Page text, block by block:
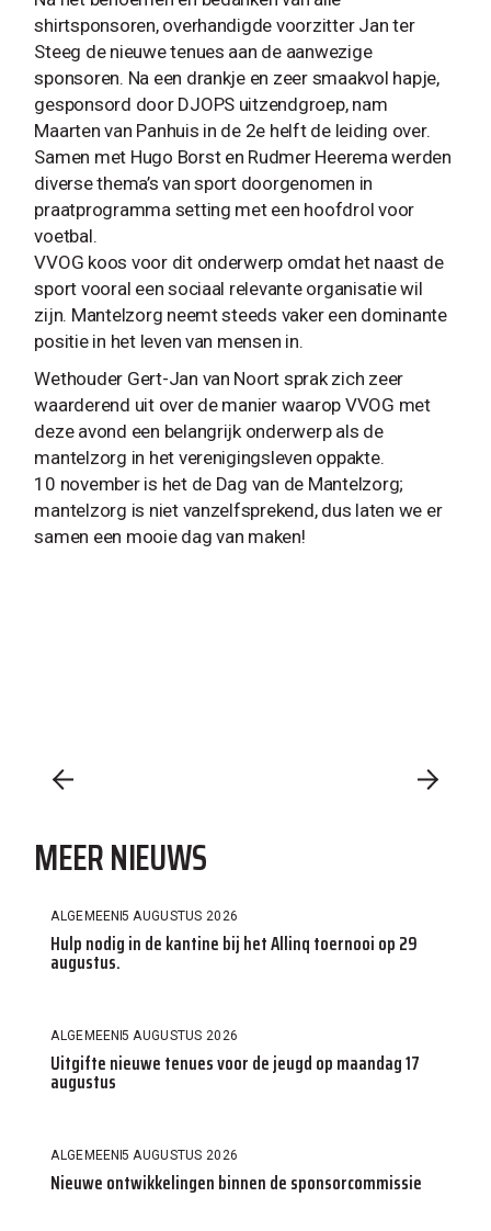
shirtsponsoren, overhandigde voorzitter Jan ter
Steeg de nieuwe tenues aan de aanwezige
sponsoren. Na een drankje en zeer smaakvol hapje,
gesponsord door DJOPS uitzendgroep, nam
Maarten van Panhuis in de 2e helft de leiding over.
Samen met Hugo Borst en Rudmer Heerema werden
diverse thema’s van sport doorgenomen in
praatprogramma setting met een hoofdrol voor
voetbal.
VVOG koos voor dit onderwerp omdat het naast de
sport vooral een sociaal relevante organisatie wil
zijn. Mantelzorg neemt steeds vaker een dominante
positie in het leven van mensen in.
Wethouder Gert-Jan van Noort sprak zich zeer
waarderend uit over de manier waarop VVOG met
deze avond een belangrijk onderwerp als de
mantelzorg in het verenigingsleven oppakte.
10 november is het de Dag van de Mantelzorg;
mantelzorg is niet vanzelfsprekend, dus laten we er
samen een mooie dag van maken!
MEER NIEUWS
ALGEMEEN5 AUGUSTUS 2026
Hulp nodig in de kantine bij het Allinq toernooi op 29
augustus.
ALGEMEEN5 AUGUSTUS 2026
Uitgifte nieuwe tenues voor de jeugd op maandag 17
augustus
ALGEMEEN5 AUGUSTUS 2026
Nieuwe ontwikkelingen binnen de sponsorcommissie